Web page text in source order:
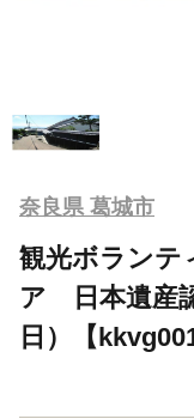
奈良県 葛城市
観光ボラン
ア 日本遺産
日）【kkvg001